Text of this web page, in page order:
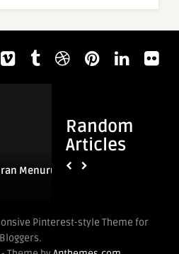
Random
Articles
Menurut
Pinterest-style Theme for
Bloggers.